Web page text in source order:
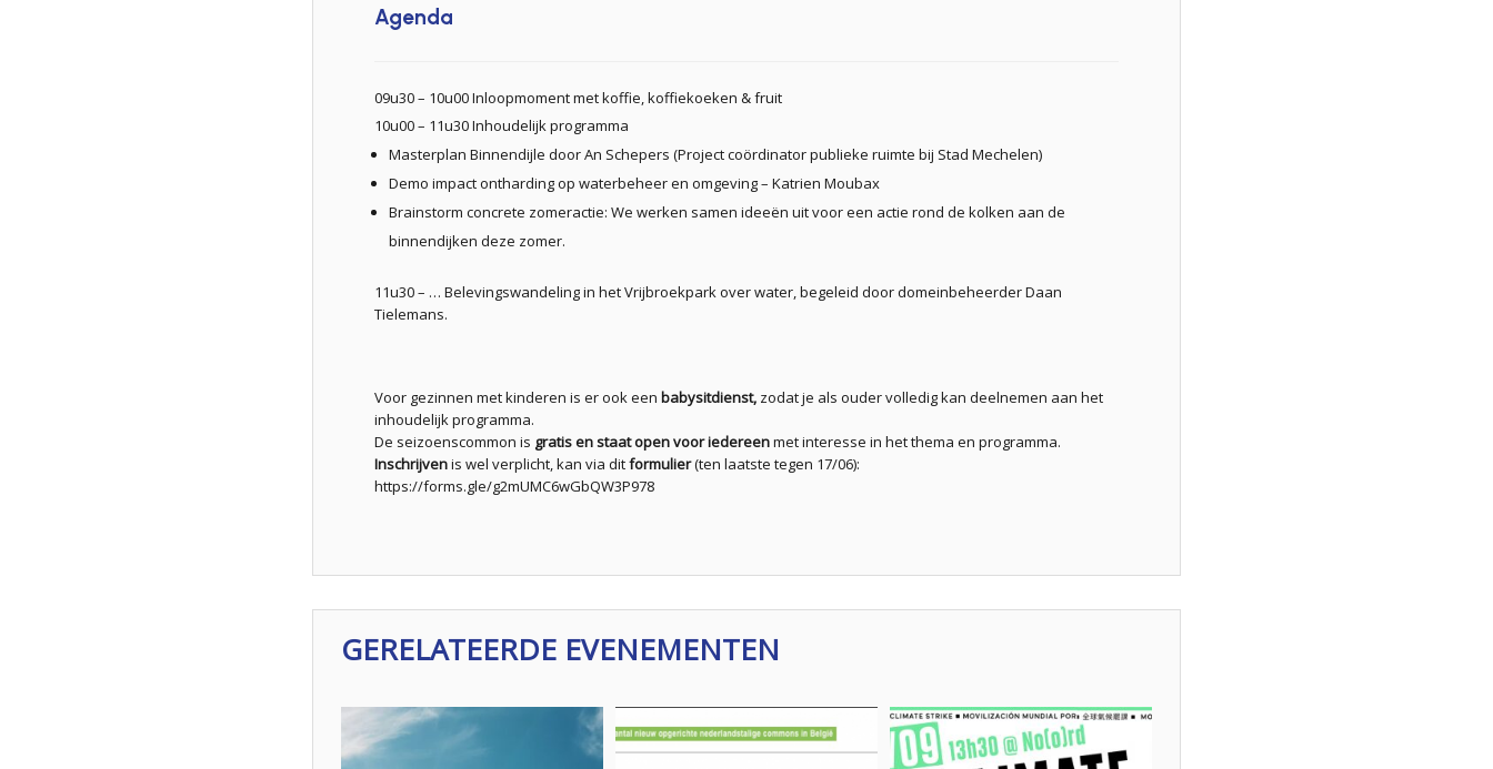
Agenda
09u30 – 10u00 Inloopmoment met koffie, koffiekoeken & fruit
10u00 – 11u30 Inhoudelijk programma
Masterplan Binnendijle door An Schepers (Project coördinator publieke ruimte bij Stad Mechelen)
Demo impact ontharding op waterbeheer en omgeving – Katrien Moubax
Brainstorm concrete zomeractie: We werken samen ideeën uit voor een actie rond de kolken aan de
binnendijken deze zomer.
11u30 – … Belevingswandeling in het Vrijbroekpark over water, begeleid door domeinbeheerder Daan
Tielemans.
Voor gezinnen met kinderen is er ook een babysitdienst,zodat je als ouder volledig kan deelnemen aan het
inhoudelijk programma.
De seizoenscommon is gratis en staat open voor iedereenmet interesse in het thema en programma.
Inschrijvenis wel verplicht, kan via ditformulier(ten laatste tegen 17/06):
https://forms.gle/g2mUMC6wGbQW3P978
GERELATEERDE EVENEMENTEN